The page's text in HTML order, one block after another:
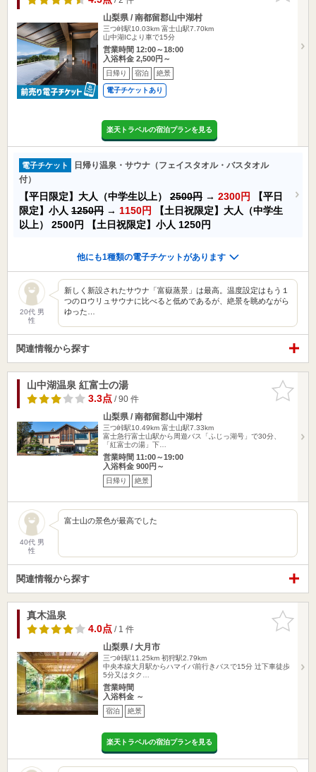
山梨県 / 南都留郡山中湖村
三つ峠駅10.03km 富士山駅7.70km
山中湖ICより車で15分
営業時間 12:00～18:00
入浴料金 2,500円～
日帰り 宿泊 絶景
電子チケットあり
楽天トラベルの宿泊プランを見る
電子チケット
日帰り温泉・サウナ（フェイスタオル・バスタオル
付）
【平日限定】大人（中学生以上） 2500円 → 2300円
【平日
限定】小人 1250円 → 1150円
【土日祝限定】大人（中学生
以上） 2500円 【土日祝限定】小人 1250円
他にも1種類の電子チケットがあります
20代 男
性
新しく新設されたサウナ「富嶽蒸景」は最高。温度設定はもう１
つのロウリュサウナに比べると低めであるが、絶景を眺めながら
ゆった…
関連情報から探す
お気に入
りに追加
山中湖温泉 紅富士の湯
3.3点/ 90 件
山梨県 / 南都留郡山中湖村
三つ峠駅10.49km 富士山駅7.33km
富士急行富士山駅から周遊バス「ふじっ湖号」で30分、
「紅富士の湯」下…
営業時間 11:00～19:00
入浴料金 900円～
日帰り 絶景
40代 男
性
富士山の景色が最高でした
関連情報から探す
お気に入
りに追加
真木温泉
4.0点/ 1 件
山梨県 / 大月市
三つ峠駅11.25km 初狩駅2.79km
中央本線大月駅からハマイバ前行きバスで15分 辻下車徒歩
5分又はタク…
営業時間
入浴料金 ～
宿泊 絶景
楽天トラベルの宿泊プランを見る